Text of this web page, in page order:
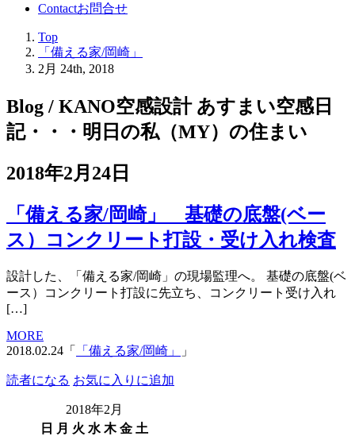
Contactお問合せ
Top
「備える家/岡崎」
2月 24th, 2018
Blog / KANO空感設計 あすまい空感日
記・・・明日の私（MY）の住まい
2018年2月24日
「備える家/岡崎」 基礎の底盤(ベー
ス）コンクリート打設・受け入れ検査
設計した、「備える家/岡崎」の現場監理へ。 基礎の底盤(ベ
ース）コンクリート打設に先立ち、コンクリート受け入れ
[…]
MORE
2018.02.24「
「備える家/岡崎」 」
読者になる お気に入りに追加
2018年2月
日
月 火 水 木 金 土